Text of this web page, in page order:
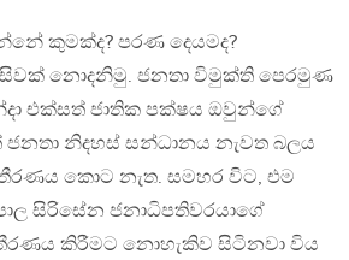
කුමක්ද? පරණ දෙයමද?
නොදනිමු. ජනතා විමුක්ති පෙරමුණ
එක්සත් ජාතික පක්ෂය ඔවුන්ගේ
ජනතා නිදහස් සන්ධානය නැවත බලය
කොට නැත. සමහර විට, එම
සිරිසේන ජනාධිපතිවරයාගේ
කිරීමට නොහැකිව සිටිනවා විය